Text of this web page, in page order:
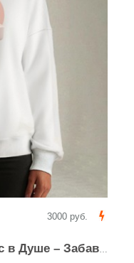
3000 руб.
– Забавный Коллаж